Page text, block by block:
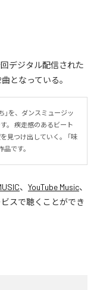
デジタル配信された
となっている。
」を、ダンスミュージッ
。 疾走感のあるビート
見つけ出していく。 「味
です。
、 YouTube Music、
スで聴くことができ